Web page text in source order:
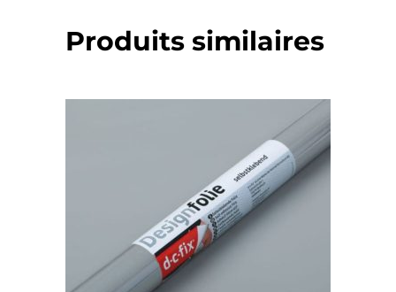
Produits similaires